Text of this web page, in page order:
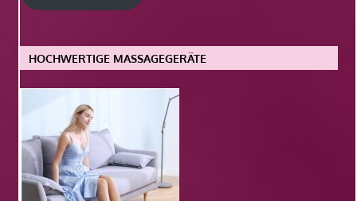
HOCHWERTIGE MASSAGEGERÄTE